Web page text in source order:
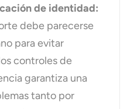
de identidad:
debe parecerse
para evitar
controles de
garantiza una
tanto por